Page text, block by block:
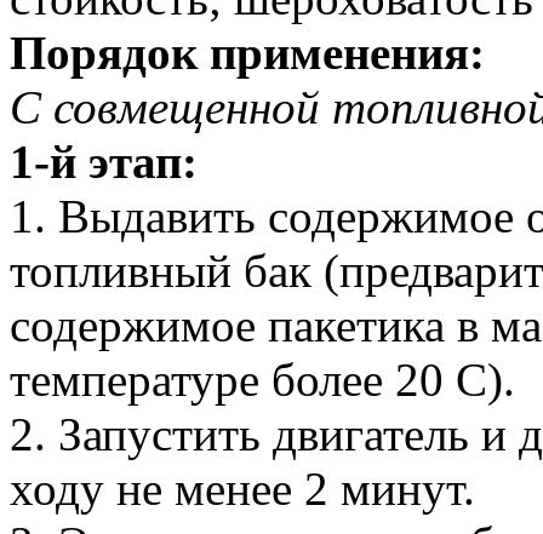
Порядок применения:
С совмещенной
1-й этап:
1. Выдавить содержимое
топливный бак
содержимое пакетика в
температуре более 20 С).
2. Запустить двигатель и
ходу не менее 2 минут.